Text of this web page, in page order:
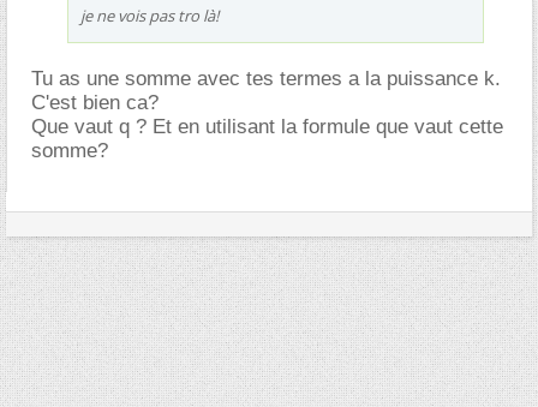
je ne vois pas tro là!
Tu as une somme avec tes termes a la puissance k.
C'est bien ca?
Que vaut q ? Et en utilisant la formule que vaut cette
somme?